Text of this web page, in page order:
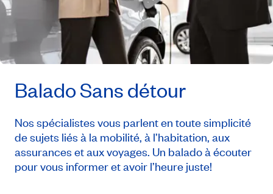
Balado Sans détour
Nos spécialistes vous parlent en toute simplicité
de sujets liés à la mobilité, à l’habitation, aux
assurances et aux voyages. Un balado à écouter
pour vous informer et avoir l’heure juste!